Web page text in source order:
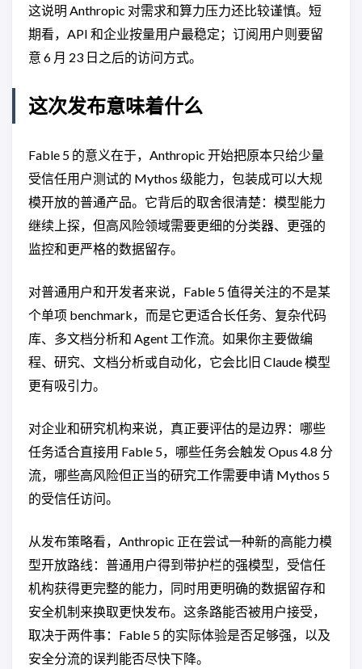
这说明 Anthropic 对需求和算力压力还比较谨慎。短
期看，API 和企业按量用户最稳定；订阅用户则要留
意 6 月 23 日之后的访问方式。
这次发布意味着什么
Fable 5 的意义在于，Anthropic 开始把原本只给少量
受信任用户测试的 Mythos 级能力，包装成可以大规
模开放的普通产品。它背后的取舍很清楚：模型能力
继续上探，但高风险领域需要更细的分类器、更强的
监控和更严格的数据留存。
对普通用户和开发者来说，Fable 5 值得关注的不是某
个单项 benchmark，而是它更适合长任务、复杂代码
库、多文档分析和 Agent 工作流。如果你主要做编
程、研究、文档分析或自动化，它会比旧 Claude 模型
更有吸引力。
对企业和研究机构来说，真正要评估的是边界：哪些
任务适合直接用 Fable 5，哪些任务会触发 Opus 4.8 分
流，哪些高风险但正当的研究工作需要申请 Mythos 5
的受信任访问。
从发布策略看，Anthropic 正在尝试一种新的高能力模
型开放路线：普通用户得到带护栏的强模型，受信任
机构获得更完整的能力，同时用更明确的数据留存和
安全机制来换取更快发布。这条路能否被用户接受，
取决于两件事：Fable 5 的实际体验是否足够强，以及
安全分流的误判能否尽快下降。